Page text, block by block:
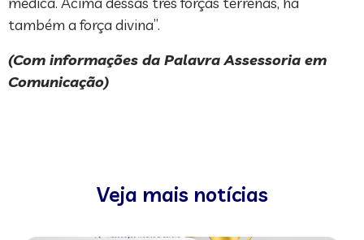
também a força divina”.
(Com informações da Palavra Assessoria em
Comunicação)
Veja mais notícias